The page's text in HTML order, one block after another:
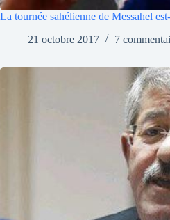
La tournée sahélienne de Messahel
21 octobre 2017
7